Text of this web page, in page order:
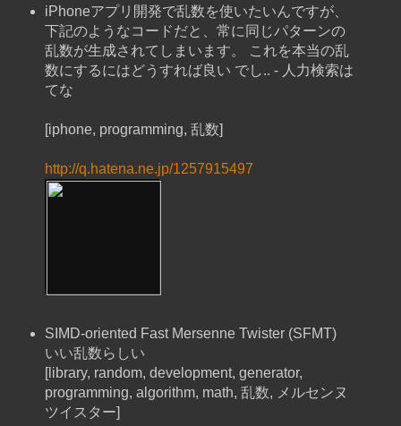
iPhoneアプリ開発で乱数を使いたいんですが、
下記のようなコードだと、常に同じパターンの
乱数が生成されてしまいます。 これを本当の乱
数にするにはどうすれば良い でし.. - 人力検索は
てな
[iphone, programming, 乱数]
http://q.hatena.ne.jp/1257915497
SIMD-oriented Fast Mersenne Twister (SFMT)
いい乱数らしい
[library, random, development, generator,
programming, algorithm, math, 乱数, メルセンヌ
ツイスター]